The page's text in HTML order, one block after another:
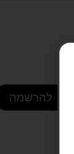
להרשמה